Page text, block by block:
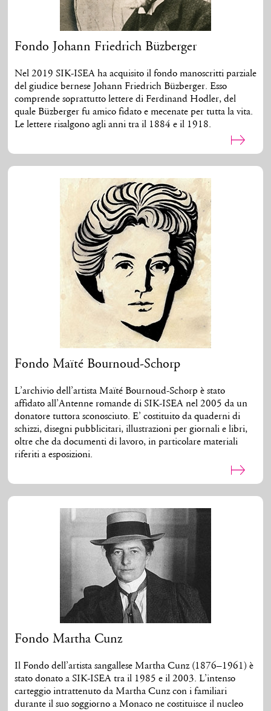
Fondo Johann Friedrich Büzberger
Nel 2019 SIK-ISEA ha acquisito il fondo manoscritti parziale
del giudice bernese Johann Friedrich Büzberger. Esso
comprende soprattutto lettere di Ferdinand Hodler, del
quale Büzberger fu amico fidato e mecenate per tutta la vita.
Le lettere risalgono agli anni tra il 1884 e il 1918.
Fondo Maïté Bournoud-Schorp
L’archivio dell’artista Maïté Bournoud-Schorp è stato
affidato all’Antenne romande di SIK-ISEA nel 2005 da un
donatore tuttora sconosciuto. E’ costituito da quaderni di
schizzi, disegni pubblicitari, illustrazioni per giornali e libri,
oltre che da documenti di lavoro, in particolare materiali
riferiti a esposizioni.
Fondo Martha Cunz
Il Fondo dell’artista sangallese Martha Cunz (1876–1961) è
stato donato a SIK-ISEA tra il 1985 e il 2003. L’intenso
carteggio intrattenuto da Martha Cunz con i familiari
durante il suo soggiorno a Monaco ne costituisce il nucleo